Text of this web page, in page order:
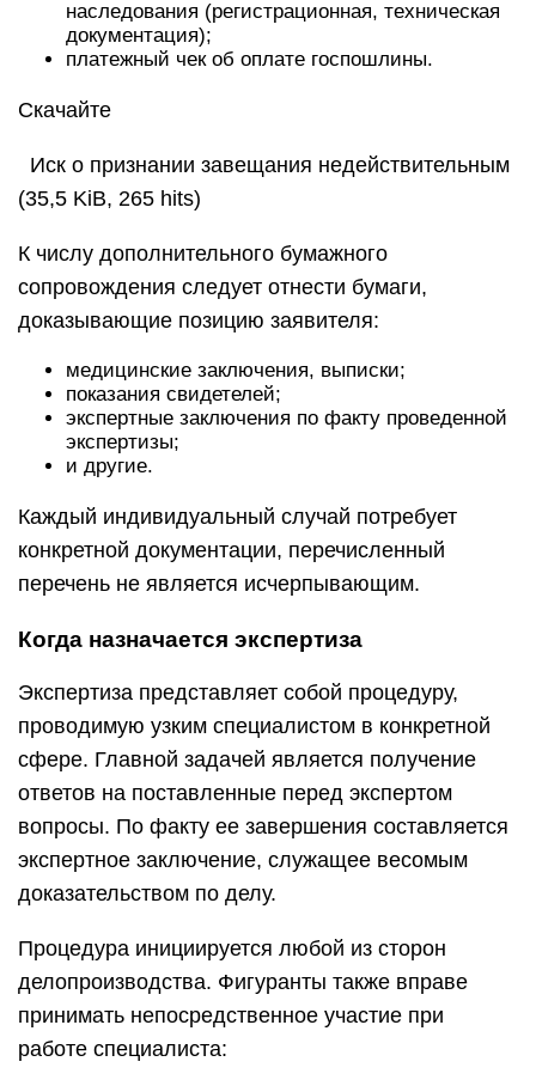
наследования (регистрационная, техническая
документация);
платежный чек об оплате госпошлины.
Скачайте
Иск о признании завещания недействительным
(35,5 KiB, 265 hits)
К числу дополнительного бумажного
сопровождения следует отнести бумаги,
доказывающие позицию заявителя:
медицинские заключения, выписки;
показания свидетелей;
экспертные заключения по факту проведенной
экспертизы;
и другие.
Каждый индивидуальный случай потребует
конкретной документации, перечисленный
перечень не является исчерпывающим.
Когда назначается экспертиза
Экспертиза представляет собой процедуру,
проводимую узким специалистом в конкретной
сфере. Главной задачей является получение
ответов на поставленные перед экспертом
вопросы. По факту ее завершения составляется
экспертное заключение, служащее весомым
доказательством по делу.
Процедура инициируется любой из сторон
делопроизводства. Фигуранты также вправе
принимать непосредственное участие при
работе специалиста: